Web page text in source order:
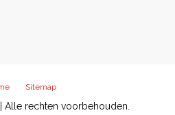
Sitemap
Alle rechten voorbehouden.